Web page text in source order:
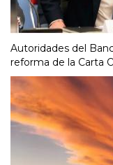
Autoridades del
reforma de la Carta